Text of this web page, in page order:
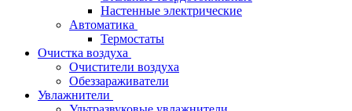
Настенные электрические
Автоматика
Термостаты
Очистка воздуха
Очистители воздуха
Обеззараживатели
Увлажнители